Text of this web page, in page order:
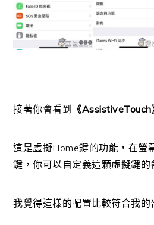
接著你會看到 《AssistiveTouch
這是虛擬Home鍵的功能，在螢
鍵，你可以自定義這顆虛擬鍵的
我覺得這樣的配置比較符合我的